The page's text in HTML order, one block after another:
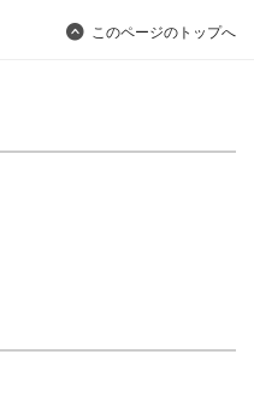
このページのトップへ